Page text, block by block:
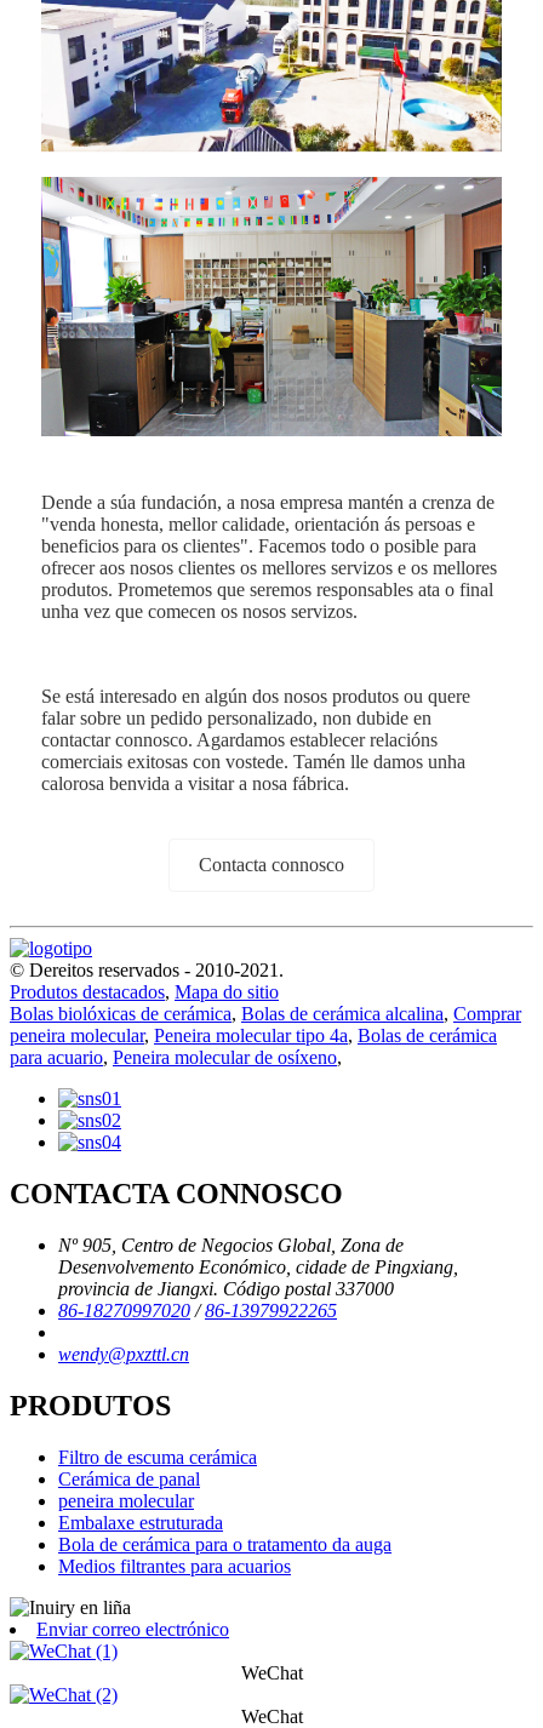
Dende a súa fundación, a nosa empresa mantén a crenza de
"venda honesta, mellor calidade, orientación ás persoas e
beneficios para os clientes". Facemos todo o posible para
ofrecer aos nosos clientes os mellores servizos e os mellores
produtos. Prometemos que seremos responsables ata o final
unha vez que comecen os nosos servizos.
Se está interesado en algún dos nosos produtos ou quere
falar sobre un pedido personalizado, non dubide en
contactar connosco. Agardamos establecer relacións
comerciais exitosas con vostede. Tamén lle damos unha
calorosa benvida a visitar a nosa fábrica.
Contacta connosco
© Dereitos reservados - 2010-2021.
Produtos destacados, Mapa do sitio
Bolas biolóxicas de cerámica, Bolas de cerámica alcalina, Comprar
peneira molecular, Peneira molecular tipo 4a, Bolas de cerámica
para acuario, Peneira molecular de osíxeno,
CONTACTA CONNOSCO
Nº 905, Centro de Negocios Global, Zona de
Desenvolvemento Económico, cidade de Pingxiang,
provincia de Jiangxi. Código postal 337000
86-18270997020 /86-13979922265
wendy@pxzttl.cn
PRODUTOS
Filtro de escuma cerámica
Cerámica de panal
peneira molecular
Embalaxe estruturada
Bola de cerámica para o tratamento da auga
Medios filtrantes para acuarios
Enviar correo electrónico
WeChat
WeChat